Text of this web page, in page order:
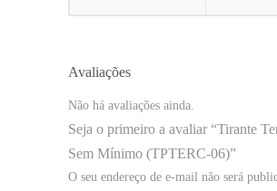
Avaliações
Não há avaliações ainda.
Seja o primeiro a avaliar “Tirante
Sem Mínimo (TPTERC-06)”
O seu endereço de e-mail não será